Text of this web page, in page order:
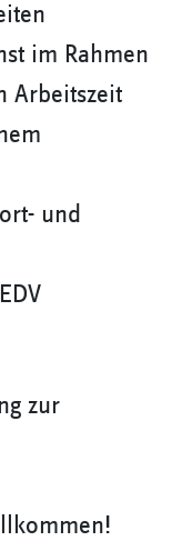
im Rahmen
Arbeitszeit
und
zur